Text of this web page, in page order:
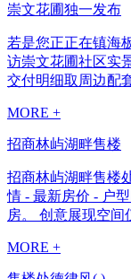
崇文花圃独一发布
若是您正正在镇海
访崇文花圃社区实
交付明细取周边配
MORE +
招商林屿湖畔售楼
招商林屿湖畔售楼
情 - 最新房价 - 户
房。 创意展现空间
MORE +